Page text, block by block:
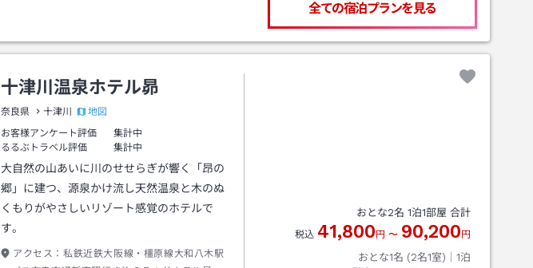
全ての宿泊プランを見る
十津川温泉ホテル昴
奈良県 十津川
地図
お客様アンケート評価
集計中
るるぶトラベル評価
集計中
大自然の山あいに川のせせらぎが響く「昂の
郷」に建つ、源泉かけ流し天然温泉と木のぬ
くもりがやさしいリゾート感覚のホテルで
す。
アクセス： 私鉄近鉄大阪線・橿原線大和八木駅
おとな2名 1泊1部屋 合計
税込 41,800 円 〜 90,200 円
おとな1名 (2名1室)｜ 1泊